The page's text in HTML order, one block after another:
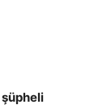
şüpheli